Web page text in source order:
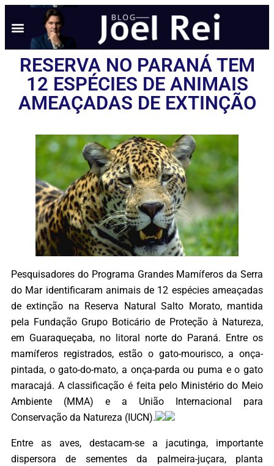
RESERVA NO PARANÁ TEM
12 ESPÉCIES DE ANIMAIS
AMEAÇADAS DE EXTINÇÃO
Pesquisadores do Programa Grandes Mamíferos da Serra
do Mar identificaram animais de 12 espécies ameaçadas
de extinção na Reserva Natural Salto Morato, mantida
pela Fundação Grupo Boticário de Proteção à Natureza,
em Guaraqueçaba, no litoral norte do Paraná. Entre os
mamíferos registrados, estão o gato-mourisco, a onça-
pintada, o gato-do-mato, a onça-parda ou puma e o gato
maracajá. A classificação é feita pelo Ministério do Meio
Ambiente (MMA) e a União Internacional para
Conservação da Natureza (IUCN).
Entre as aves, destacam-se a jacutinga, importante
dispersora de sementes da palmeira-juçara, planta